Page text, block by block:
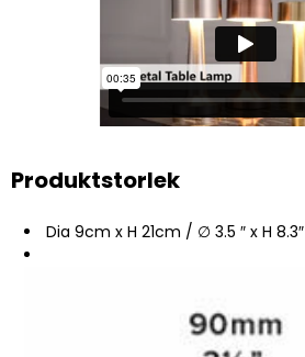
Produktstorlek
Dia 9cm x H 21cm / ∅ 3.5 ″ x H 8.3″